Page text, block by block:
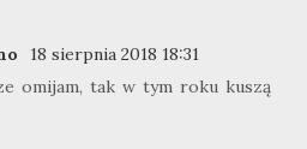
18 sierpnia 2018 18:31
omijam, tak w tym roku kuszą